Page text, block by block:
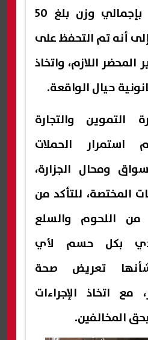
للبيع للمواطنين، بإجمالي وزن بلغ 50
أنه تم التحفظ على
المحضر اللازم، واتخاذ
حيال الواقعة.
التموين والتجارة
استمرار الحملات
ومحال الجزارة،
المختصة، للتأكد من
من اللحوم والسلع
بكل حسم لأي
تعريض صحة
مع اتخاذ الإجراءات
المخالفين.